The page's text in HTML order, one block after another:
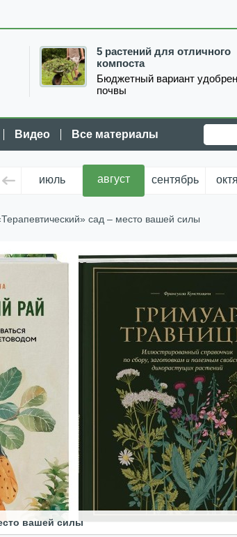
5 растений для отличного
компоста
Бюджетный вариант
почвы
Видео Все материалы
июль август сентябрь
сад – место вашей силы
вашей силы